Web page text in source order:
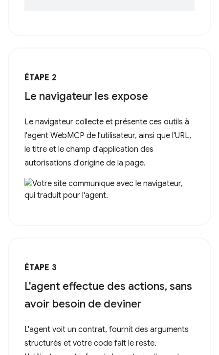
ÉTAPE 2
Le navigateur les expose
Le navigateur collecte et présente ces outils à
l'agent WebMCP de l'utilisateur, ainsi que l'URL,
le titre et le champ d'application des
autorisations d'origine de la page.
ÉTAPE 3
L'agent effectue des actions, sans
avoir besoin de deviner
L'agent voit un contrat, fournit des arguments
structurés et votre code fait le reste.